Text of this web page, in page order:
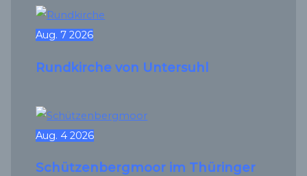
Aug. 7 2026
Rundkirche von Untersuhl
Aug. 4 2026
Schützenbergmoor im Thüringer